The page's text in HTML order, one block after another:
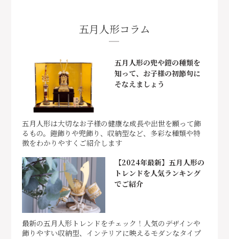
五月人形コラム
五月人形の兜や鎧の種類を
知って、お子様の初節句に
そなえましょう
五月人形は大切なお子様の健康な成長や出世を願って飾
るもの。鎧飾りや兜飾り、収納型など、多彩な種類や特
徴をわかりやすくご紹介します
【2024年最新】五月人形の
トレンドを人気ランキング
でご紹介
最新の五月人形トレンドをチェック！人気のデザインや
飾りやすい収納型、インテリアに映えるモダンなタイプ